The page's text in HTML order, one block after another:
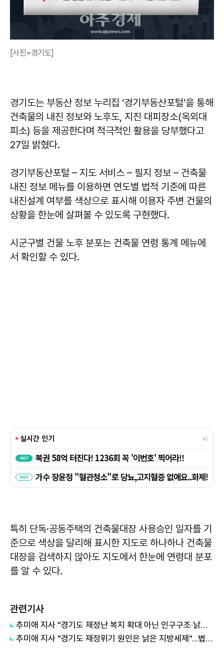
[사진=경기도]
경기도는 부동산 정보 누리집 ‘경기부동산포털’을 통해
건축물의 내진 정보와 노후도, 지진 대피장소(옥외대
피소) 등을 제공한다며 적극적인 활용을 당부했다고
27일 밝혔다.
경기부동산포털 – 지도 서비스 – 필지 정보 – 건축물
내진 정보 메뉴를 이용하면 연도별 법적 기준에 따른
내진설계 여부를 색상으로 표시해 이용자 주변 건물의
상황을 한눈에 살펴볼 수 있도록 구현했다.
시군구별 건물 노후 분포는 건축물 연령 통계 메뉴에
서 확인할 수 있다.
특히 단독·공동주택의 건축물대장 사용승인 일자를 기
준으로 색상을 달리해 표시한 지도로 하나하나 건축물
대장을 검색하지 않아도 지도에서 한눈에 연령대 분포
를 알 수 있다.
관련기사
추미애 지사 "경기도 재정난 복지 확대 아닌 인구구조·낡은 세수체계 문제"
추미애 지사 "경기도 재정위기 원인은 낡은 지방세제"...법인지방소득세 배분 개편 촉구